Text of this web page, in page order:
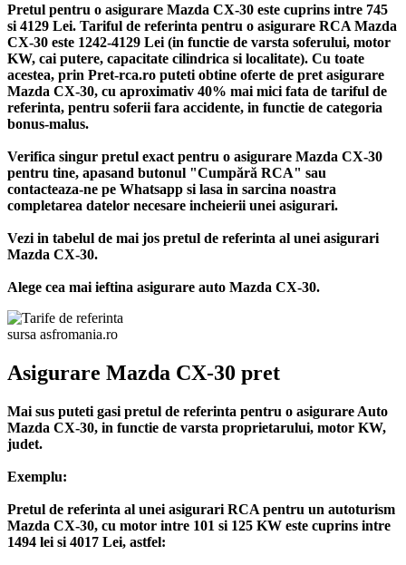
Pretul pentru o asigurare Mazda CX-30 este cuprins intre 745
si 4129 Lei. Tariful de referinta pentru o asigurare RCA Mazda
CX-30 este 1242-4129 Lei (in functie de varsta soferului, motor
KW, cai putere, capacitate cilindrica si localitate). Cu toate
acestea, prin Pret-rca.ro puteti obtine oferte de pret asigurare
Mazda CX-30, cu aproximativ 40% mai mici fata de tariful de
referinta, pentru soferii fara accidente, in functie de categoria
bonus-malus.
Verifica singur pretul exact pentru o asigurare Mazda CX-30
pentru tine, apasand butonul "Cumpără RCA" sau
contacteaza-ne pe Whatsapp si lasa in sarcina noastra
completarea datelor necesare incheierii unei asigurari.
Vezi in tabelul de mai jos pretul de referinta al unei asigurari
Mazda CX-30.
Alege cea mai ieftina asigurare auto Mazda CX-30.
sursa asfromania.ro
Asigurare Mazda CX-30 pret
Mai sus puteti gasi pretul de referinta pentru o asigurare Auto
Mazda CX-30, in functie de varsta proprietarului, motor KW,
judet.
Exemplu:
Pretul de referinta al unei asigurari RCA pentru un autoturism
Mazda CX-30, cu motor intre 101 si 125 KW este cuprins intre
1494 lei si 4017 Lei, astfel: